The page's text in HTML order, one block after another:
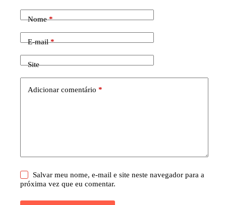
Nome*
E-mail*
Site
Adicionar comentário *
Salvar meu nome, e-mail e site neste navegador para a
próxima vez que eu comentar.